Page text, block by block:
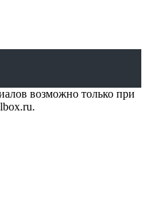
возможно только при